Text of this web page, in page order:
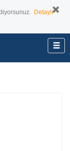
Detaylı